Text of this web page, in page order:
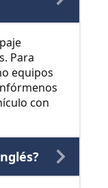
Para
equipos
con